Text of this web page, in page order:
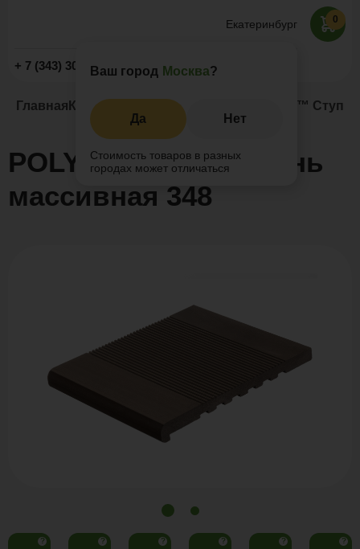
Екатеринбург
Ваш город Москва?
Да Нет
Стоимость товаров в разных
городах может отличаться
+ 7 (343) 302-20-52 Заказать звонок
0
Главная Каталог Ступени из ДПК POLYWOOD™
POLYWOOD™ Ступень
массивная 348
? ? ? ? ? ?